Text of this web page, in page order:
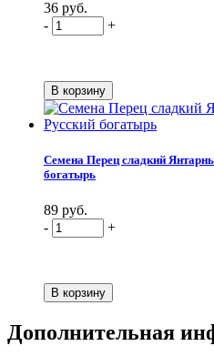
36 руб.
-
+
Семена Перец сладкий
богатырь
89 руб.
-
+
Дополнительная